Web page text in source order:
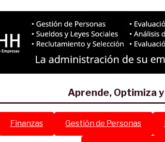
Aprende, Optimiza y
Finanzas Gestión de Personas